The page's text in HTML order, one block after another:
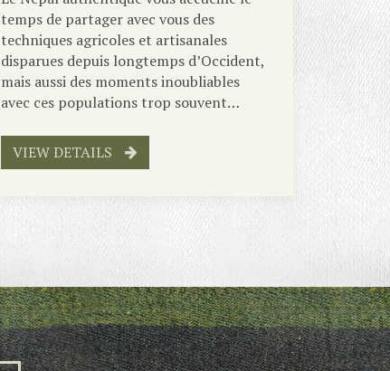
temps de partager avec vous des
techniques agricoles et artisanales
disparues depuis longtemps d’Occident,
mais aussi des moments inoubliables
avec ces populations trop souvent…
VIEW DETAILS